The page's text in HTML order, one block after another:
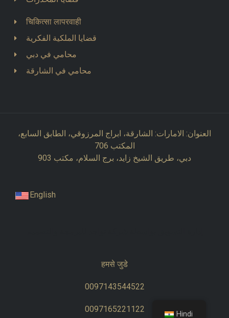
चिकित्सा लापरवाही
قضايا الملكية الفكرية
محامي في دبي
محامي في الشارقة
العنوان: الامارات: الشارقة، ابراج المرزوقي، الطابق السابع،
المكتب 706
دبي، طريق الشيخ زايد، برج السلام، مكتب 903
English
हमसे जुडे
0097143544522​​
0097165221122​
Hindi